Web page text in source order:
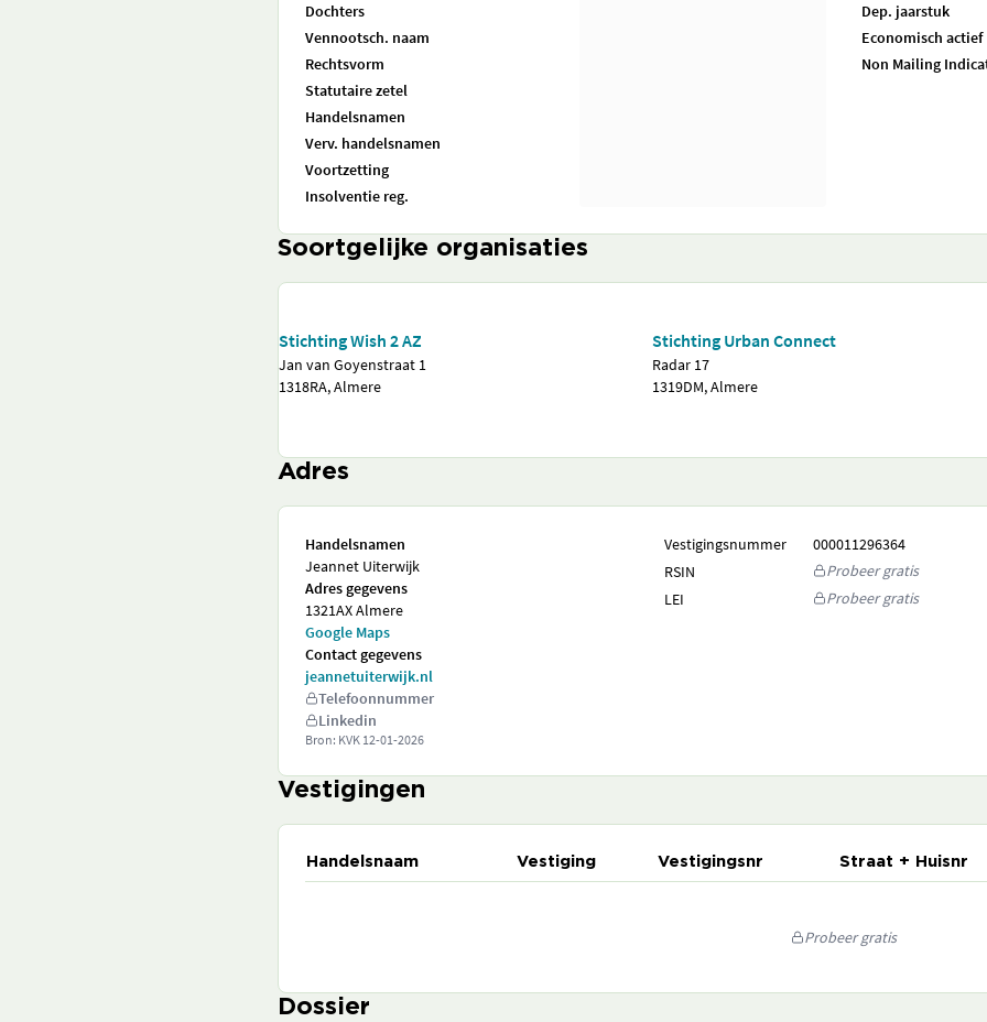
Dochters
Vennootsch. naam
Rechtsvorm
Statutaire zetel
Handelsnamen
Verv. handelsnamen
Voortzetting
Insolventie reg.
Dep. jaarstuk
Economisch actief
Non Mailing
Soortgelijke organisaties
Stichting Wish 2 AZ
Jan van Goyenstraat 1
1318RA, Almere
Stichting Urban Connect
Radar 17
1319DM, Almere
Adres
Handelsnamen
Jeannet Uiterwijk
Adres gegevens
1321AX Almere
Google Maps
Contact gegevens
jeannetuiterwijk.nl
Telefoonnummer
Linkedin
Bron: KVK 12-01-2026
Vestigingsnummer
000011296364
RSIN
Probeer gratis
LEI
Probeer gratis
Vestigingen
Handelsnaam Vestiging Vestigingsnr Straat + Huisnr
Probeer gratis
Dossier